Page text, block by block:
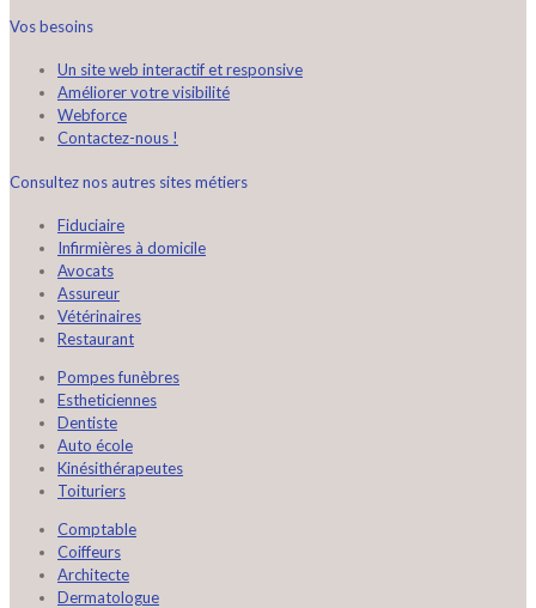
Vos besoins
Un site web interactif et responsive
Améliorer votre visibilité
Webforce
Contactez-nous !
Consultez nos autres sites métiers
Fiduciaire
Infirmières à domicile
Avocats
Assureur
Vétérinaires
Restaurant
Pompes funèbres
Estheticiennes
Dentiste
Auto école
Kinésithérapeutes
Toituriers
Comptable
Coiffeurs
Architecte
Dermatologue